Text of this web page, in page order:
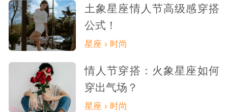
土象星座情人节高级感穿搭
公式！
星座 › 时尚
情人节穿搭：火象星座如何
穿出气场？
星座 › 时尚